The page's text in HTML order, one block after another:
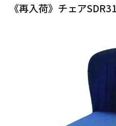
《再入荷》チェア